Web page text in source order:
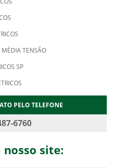
MÉDIA TENSÃO
SP
PELO TELEFONE
6760
site: